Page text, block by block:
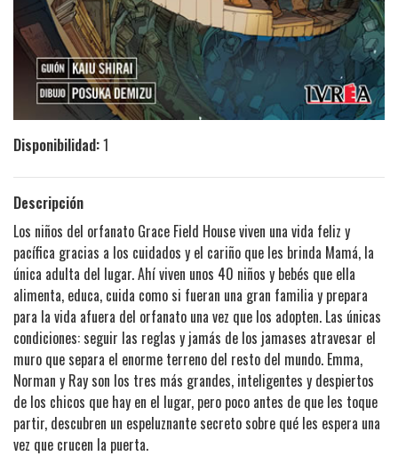
Disponibilidad:1
Descripción
Los niños del orfanato Grace Field House viven una vida feliz y
pacífica gracias a los cuidados y el cariño que les brinda Mamá, la
única adulta del lugar. Ahí viven unos 40 niños y bebés que ella
alimenta, educa, cuida como si fueran una gran familia y prepara
para la vida afuera del orfanato una vez que los adopten. Las únicas
condiciones: seguir las reglas y jamás de los jamases atravesar el
muro que separa el enorme terreno del resto del mundo. Emma,
Norman y Ray son los tres más grandes, inteligentes y despiertos
de los chicos que hay en el lugar, pero poco antes de que les toque
partir, descubren un espeluznante secreto sobre qué les espera una
vez que crucen la puerta.